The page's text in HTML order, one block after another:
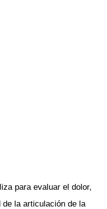
para evaluar el dolor,
la articulación de la